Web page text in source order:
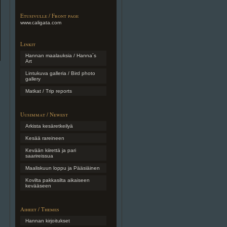
Etusivulle / Front page
www.caligata.com
Linkit
Hannan maalauksia / Hanna´s
Art
Lintukuva galleria / Bird photo
gallery
Matkat / Trip reports
Uusimmat / Newest
Arkista kesäretkeilyä
Kesää rareineen
Kevään kiirettä ja pari
saarireissua
Maaliskuun loppu ja Pääsiäinen
Kovilta pakkasilta aikaiseen
kevääseen
Aiheet / Themes
Hannan kirjoitukset